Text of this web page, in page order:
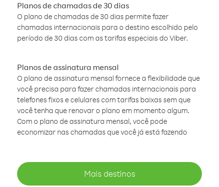
Planos de chamadas de 30 dias
O plano de chamadas de 30 dias permite fazer
chamadas internacionais para o destino escolhido pelo
período de 30 dias com as tarifas especiais do Viber.
Planos de assinatura mensal
O plano de assinatura mensal fornece a flexibilidade que
você precisa para fazer chamadas internacionais para
telefones fixos e celulares com tarifas baixas sem que
você tenha que renovar o plano em momento algum.
Com o plano de assinatura mensal, você pode
economizar nas chamadas que você já está fazendo
Mais destinos